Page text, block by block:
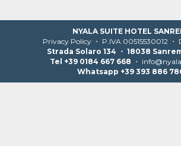
NYALA SUITE HOTEL
Privacy Policy ・ P.IVA 00515530012 ・
Strada Solaro 134 ・ 18038
Tel +39 0184 667 668 ・
Whatsapp +39 393 886